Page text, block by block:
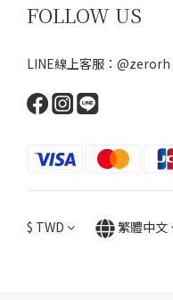
FOLLOW US
LINE線上客服：@zerorh
$ TWD 繁體中文